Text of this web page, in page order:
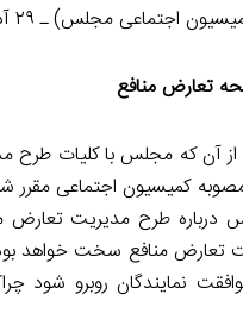
اجتماعی مجلس) ـ ۲۹ آذر ۱۴۰۰
تعارض منافع
آن که مجلس با کلیات طرح
کمیسیون اجتماعی مقرر
درباره طرح مدیریت تعارض
تعارض منافع سخت خواهد
نمایندگان روبرو شود